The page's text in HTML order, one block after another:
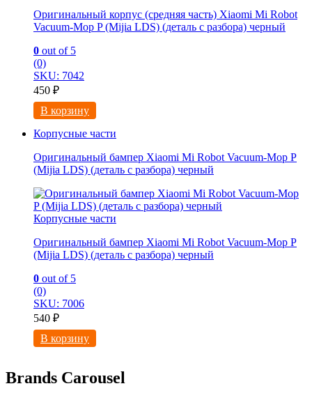
Оригинальный корпус (средняя часть) Xiaomi Mi Robot
Vacuum-Mop P (Mijia LDS) (деталь с разбора) черный
0 out of 5
(0)
SKU: 7042
450 ₽
В корзину
Корпусные части
Оригинальный бампер Xiaomi Mi Robot Vacuum-Mop P
(Mijia LDS) (деталь с разбора) черный
Корпусные части
Оригинальный бампер Xiaomi Mi Robot Vacuum-Mop P
(Mijia LDS) (деталь с разбора) черный
0 out of 5
(0)
SKU: 7006
540 ₽
В корзину
Brands Carousel